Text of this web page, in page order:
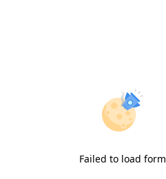
Failed to load form